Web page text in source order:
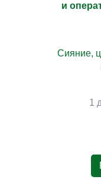
и
Сияние,
1